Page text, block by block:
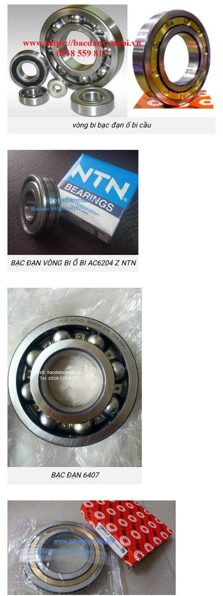
vòng bi bạc đạn ổ bi cầu
BẠC ĐẠN VÒNG BI Ổ BI AC6204 Z NTN
BẠC ĐẠN 6407